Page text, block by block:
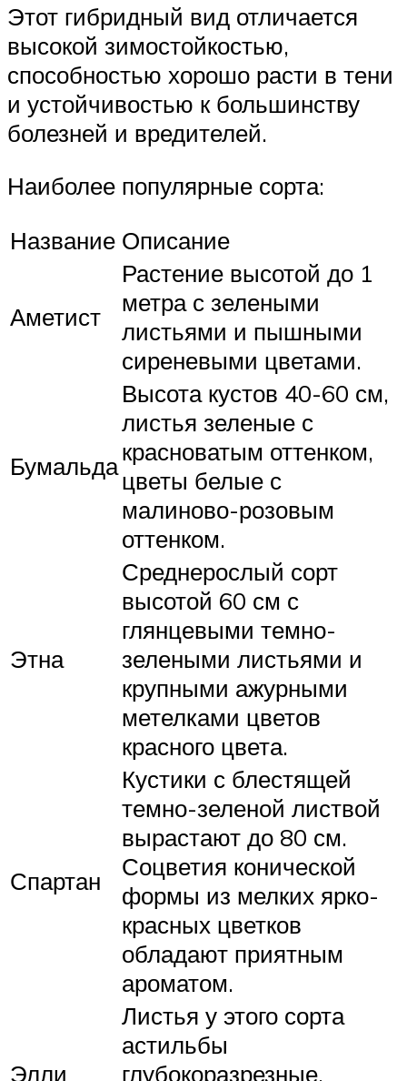
Этот гибридный вид отличается
высокой зимостойкостью,
способностью хорошо расти в тени
и устойчивостью к большинству
болезней и вредителей.
Наиболее популярные сорта:
Название Описание
Аметист
Растение высотой до 1
метра с зелеными
листьями и пышными
сиреневыми цветами.
Бумальда
Высота кустов 40-60 см,
листья зеленые с
красноватым оттенком,
цветы белые с
малиново-розовым
оттенком.
Этна
Среднерослый сорт
высотой 60 см с
глянцевыми темно-
зелеными листьями и
крупными ажурными
метелками цветов
красного цвета.
Спартан
Кустики с блестящей
темно-зеленой листвой
вырастают до 80 см.
Соцветия конической
формы из мелких ярко-
красных цветков
обладают приятным
ароматом.
Элли
Листья у этого сорта
астильбы
глубокоразрезные,